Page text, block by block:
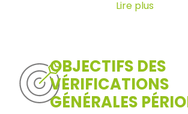
Lire plus
OBJECTIFS DES
VÉRIFICATIONS
GÉNÉRALES